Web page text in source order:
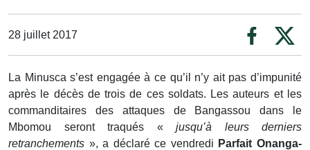
28 juillet 2017
La Minusca s’est engagée à ce qu’il n’y ait pas d’impunité
après le décès de trois de ces soldats. Les auteurs et les
commanditaires des attaques de Bangassou dans le
Mbomou seront traqués « jusqu’à leurs derniers
retranchements », a déclaré ce vendredi Parfait Onanga-